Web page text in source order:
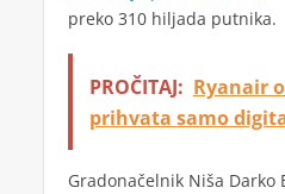
preko 310 hiljada putnika.
PROČITAJ: Ryanair
prihvata samo
Gradonačelnik Niša Darko